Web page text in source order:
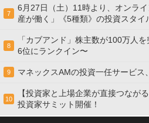
7
6月27日（土）11時より、オンラ
産が働く」《5種類》の投資スタイ
8
「カブアンド」株主数が100万人
6位にランクイン〜
9 マネックスAMの投資一任サービス
10
【投資家と上場企業が直接つなが
投資家サミット開催！